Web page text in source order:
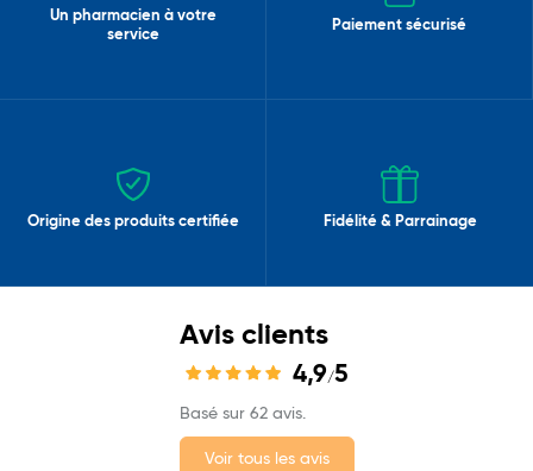
Un pharmacien à votre
service
Paiement sécurisé
Origine des produits certifiée Fidélité & Parrainage
Avis clients
4,9/5
Basé sur 62 avis.
Voir tous les avis